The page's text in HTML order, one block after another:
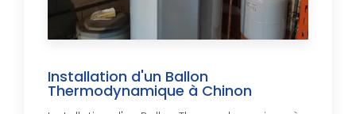
Installation d'un Ballon
Thermodynamique à Chinon